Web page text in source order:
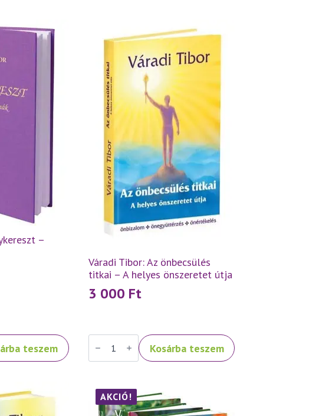
–
teszem
Váradi Tibor: Az önbecsülés
titkai – A helyes önszeretet útja
3 000 Ft
Váradi
Tibor:
Az
helyes
Kosárba teszem
AKCIÓ!